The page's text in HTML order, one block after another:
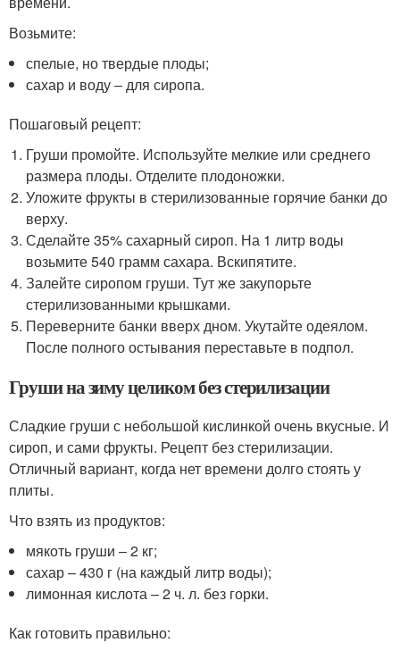
Возьмите:
спелые, но твердые плоды;
сахар и воду – для сиропа.
Пошаговый рецепт:
Груши промойте. Используйте мелкие или среднего
размера плоды. Отделите плодоножки.
Уложите фрукты в стерилизованные горячие банки до
верху.
Сделайте 35% сахарный сироп. На 1 литр воды
возьмите 540 грамм сахара. Вскипятите.
Залейте сиропом груши. Тут же закупорьте
стерилизованными крышками.
Переверните банки вверх дном. Укутайте одеялом.
После полного остывания переставьте в подпол.
Груши на зиму целиком без стерилизации
Сладкие груши с небольшой кислинкой очень вкусные. И
сироп, и сами фрукты. Рецепт без стерилизации.
Отличный вариант, когда нет времени долго стоять у
плиты.
Что взять из продуктов:
мякоть груши – 2 кг;
сахар – 430 г (на каждый литр воды);
лимонная кислота – 2 ч. л. без горки.
Как готовить правильно: